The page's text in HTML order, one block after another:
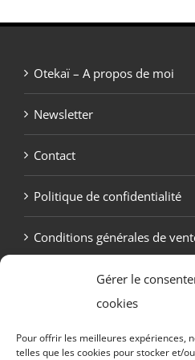
Gérer le
cookies
Pour offrir les meilleures expériences,
telles que les cookies pour stocker et/
Otekaï – A propos de moi
Newsletter
Contact
Politique de confidentialité
Conditions générales de
Politique de cookies (UE)